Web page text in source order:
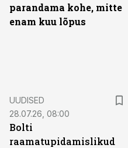
parandama kohe, mitte
enam kuu lõpus
UUDISED
28.07.26, 08:00
Bolti
raamatupidamislikud